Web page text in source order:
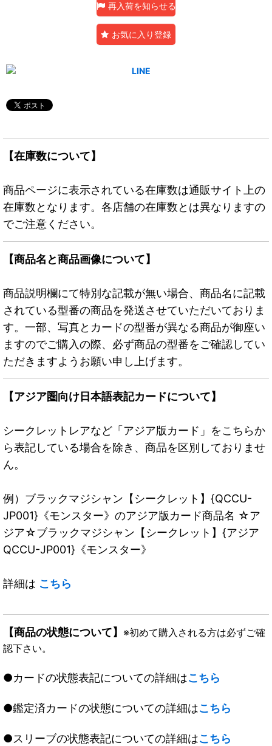
再入荷を知らせる
お気に入り登録
【在庫数について】
商品ページに表示されている在庫数は通販サイト上の
在庫数となります。各店舗の在庫数とは異なりますの
でご注意ください。
【商品名と商品画像について】
商品説明欄にて特別な記載が無い場合、商品名に記載
されている型番の商品を発送させていただいておりま
す。一部、写真とカードの型番が異なる商品が御座い
ますのでご購入の際、必ず商品の型番をご確認してい
ただきますようお願い申し上げます。
【アジア圏向け日本語表記カードについて】
シークレットレアなど「アジア版カード」をこちらか
ら表記している場合を除き、商品を区別しておりませ
ん。
例）ブラックマジシャン【シークレット】{QCCU-
JP001}《モンスター》のアジア版カード商品名 ☆ア
ジア☆ブラックマジシャン【シークレット】{アジア
QCCU-JP001}《モンスター》
詳細は こちら
【商品の状態について】 ※初めて購入される方は必ずご確
認下さい。
●カードの状態表記についての詳細はこちら
●鑑定済カードの状態についての詳細はこちら
●スリーブの状態表記についての詳細はこちら